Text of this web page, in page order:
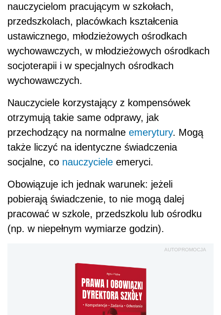
nauczycielom pracującym w szkołach,
przedszkolach, placówkach kształcenia
ustawicznego, młodzieżowych ośrodkach
wychowawczych, w młodzieżowych ośrodkach
socjoterapii i w specjalnych ośrodkach
wychowawczych.
Nauczyciele korzystający z kompensówek
otrzymują takie same odprawy, jak
przechodzący na normalne emerytury. Mogą
także liczyć na identyczne świadczenia
socjalne, co nauczyciele emeryci.
Obowiązuje ich jednak warunek: jeżeli
pobierają świadczenie, to nie mogą dalej
pracować w szkole, przedszkolu lub ośrodku
(np. w niepełnym wymiarze godzin).
AUTOPROMOCJA